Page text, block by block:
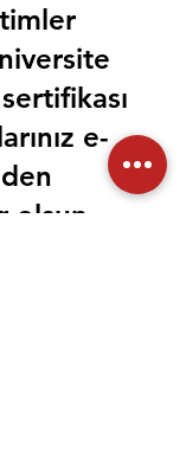
e-
olsun.